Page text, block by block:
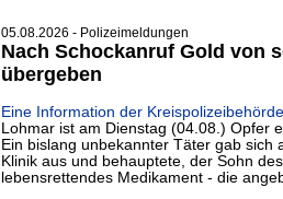
05.08.2026 - Polizeimeldungen
Nach Schockanruf Gold von
übergeben
Eine Information der
Lohmar ist am Dienstag (04.08.) Opfer
Ein bislang unbekannter Täter gab sich
Klinik aus und behauptete, der Sohn
lebensrettendes Medikament - die